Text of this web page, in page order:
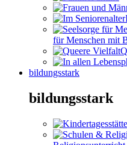
für Menschen mit
bildungsstark
bildungsstark